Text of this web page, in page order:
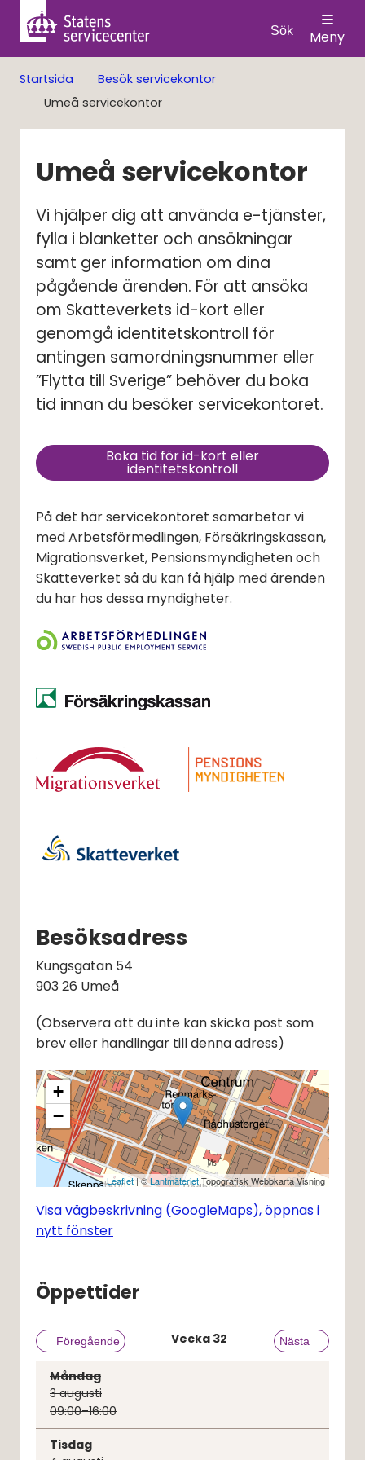
Sök Meny
Startsida
Besök servicekontor
Umeå servicekontor
Umeå servicekontor
Vi hjälper dig att använda e-tjänster,
fylla i blanketter och ansökningar
samt ger information om dina
pågående ärenden. För att ansöka
om Skatteverkets id-kort eller
genomgå identitetskontroll för
antingen samordningsnummer eller
”Flytta till Sverige” behöver du boka
tid innan du besöker servicekontoret.
Boka tid för id-kort eller
identitetskontroll(länk till annan webbplats,
På det här servicekontoret samarbetar vi
med Arbetsförmedlingen, Försäkringskassan,
Migrationsverket, Pensionsmyndigheten och
Skatteverket så du kan få hjälp med ärenden
du har hos dessa myndigheter.
Besöksadress
Kungsgatan 54
903 26 Umeå
(Observera att du inte kan skicka post som
brev eller handlingar till denna adress)
+
−
Leaflet| ©LantmäterietTopografisk Webbkarta Visning
Visa vägbeskrivning (GoogleMaps), öppnas i
nytt fönster
Öppettider
Föregående vecka
Föregående Vecka 32 Nästa vecka
Nästa
Måndag
3augusti
09:00–16:00
Tisdag